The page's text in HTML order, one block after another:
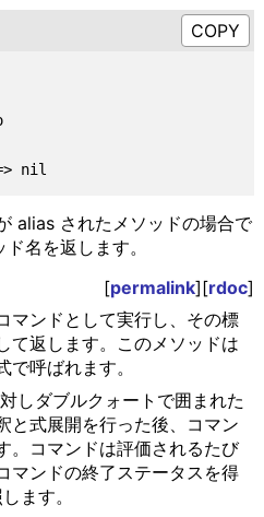
alias されたメソッドの場合で
名を返します。
[permalink][rdoc]
マンドとして実行し、その標
て返します。このメソッドは
呼ばれます。
しダブルクォートで囲まれた
と式展開を行った後、コマン
。コマンドは評価されるたび
マンドの終了ステータスを得
ます。